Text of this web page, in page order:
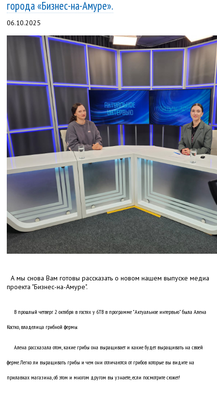
города «Бизнес-на-Амуре».
06.10.2025
А мы снова Вам готовы рассказать о новом нашем выпуске медиа
проекта "Бизнес-на-Амуре".
В прошлый четверг 2 октября в гостях у 6ТВ в программе "Актуальное интервью" была Алена
Костко, владелица грибной фермы.
Алена рассказала отом,какие грибы она выращивает и какие будет выращивать на своей
ферме. Легко ли выращивать грибы и чем они отличаются от грибов которые вы видите на
прилавках магазина, об этом и многом другом вы узнаете, если посмотрите сюжет!